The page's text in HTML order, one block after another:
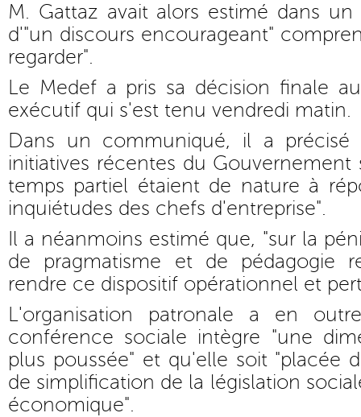
M. Gattaz avait alors estimé dans
d'"un discours encourageant"
regarder".
Le Medef a pris sa décision finale
exécutif qui s'est tenu vendredi matin.
Dans un communiqué, il a précisé
initiatives récentes du
temps partiel étaient de nature à
inquiétudes des chefs d'entreprise".
Il a néanmoins estimé que, "sur la
de pragmatisme et de pédagogie
rendre ce dispositif opérationnel et
L'organisation patronale a en
conférence sociale intègre "une
plus poussée" et qu'elle soit "placée
de simplification de la législation
économique".